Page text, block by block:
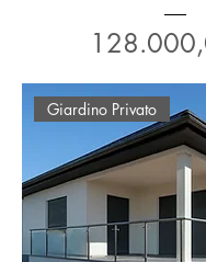
Prezzo
Giardino Privato